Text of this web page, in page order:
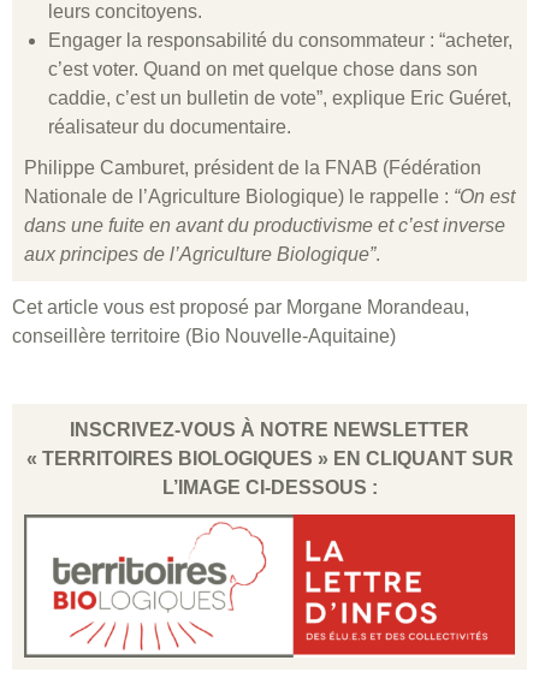
leurs concitoyens.
Engager la responsabilité du consommateur : “acheter,
c’est voter. Quand on met quelque chose dans son
caddie, c’est un bulletin de vote”, explique Eric Guéret,
réalisateur du documentaire.
Philippe Camburet, président de la FNAB (Fédération
Nationale de l’Agriculture Biologique) le rappelle : “On est
dans une fuite en avant du productivisme et c’est inverse
aux principes de l’Agriculture Biologique”.
Cet article vous est proposé par Morgane Morandeau,
conseillère territoire (Bio Nouvelle-Aquitaine)
INSCRIVEZ-VOUS À NOTRE NEWSLETTER
« TERRITOIRES BIOLOGIQUES » EN CLIQUANT SUR
L’IMAGE CI-DESSOUS :